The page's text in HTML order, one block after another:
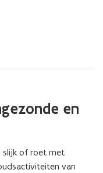
en
slijk of roet met
van